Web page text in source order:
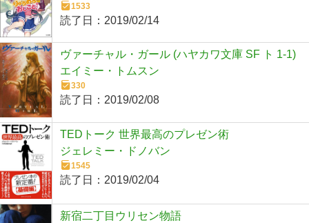
1533
読了日： 2019/02/14
ヴァーチャル・ガール (ハヤカワ文庫 SF ト 1-1)
エイミー・トムスン
330
読了日： 2019/02/08
TEDトーク 世界最高のプレゼン術
ジェレミー・ドノバン
1545
読了日： 2019/02/04
新宿二丁目ウリセン物語